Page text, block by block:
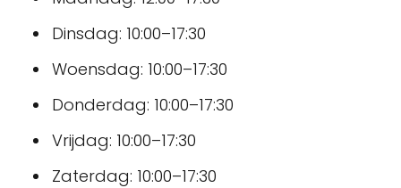
Dinsdag: 10:00–17:30
Woensdag: 10:00–17:30
Donderdag: 10:00–17:30
Vrijdag: 10:00–17:30
Zaterdag: 10:00–17:30